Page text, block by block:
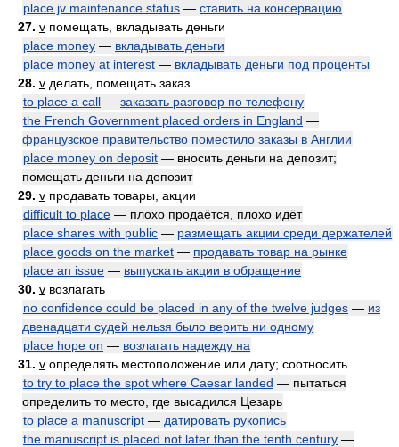
place jv maintenance status — ставить на консервацию
27. v помещать, вкладывать деньги
place money — вкладывать деньги
place money at interest — вкладывать деньги под проценты
28. v делать, помещать заказ
to place a call — заказать разговор по телефону
the French Government placed orders in England —
французское правительство поместило заказы в Англии
place money on deposit — вносить деньги на депозит;
помещать деньги на депозит
29. v продавать товары, акции
difficult to place — плохо продаётся, плохо идёт
place shares with public — размещать акции среди держателей
place goods on the market — продавать товар на рынке
place an issue — выпускать акции в обращение
30. v возлагать
no confidence could be placed in any of the twelve judges — из
двенадцати судей нельзя было верить ни одному
place hope on — возлагать надежду на
31. v определять местоположение или дату; соотносить
to try to place the spot where Caesar landed — пытаться
определить то место, где высадился Цезарь
to place a manuscript — датировать рукопись
the manuscript is placed not later than the tenth century —